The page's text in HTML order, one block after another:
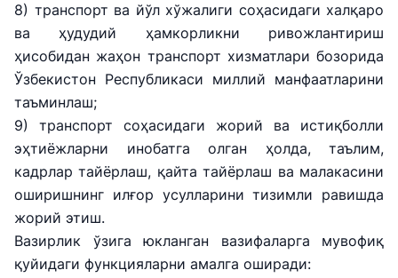
8) транспорт ва йўл хўжалиги соҳасидаги халқаро
ва ҳудудий ҳамкорликни ривожлантириш
ҳисобидан жаҳон транспорт хизматлари бозорида
Ўзбекистон Республикаси миллий манфаатларини
таъминлаш;
9) транспорт соҳасидаги жорий ва истиқболли
эҳтиёжларни инобатга олган ҳолда, таълим,
кадрлар тайёрлаш, қайта тайёрлаш ва малакасини
оширишнинг илғор усулларини тизимли равишда
жорий этиш.
Вазирлик ўзига юкланган вазифаларга мувофиқ
қуйидаги функцияларни амалга оширади: